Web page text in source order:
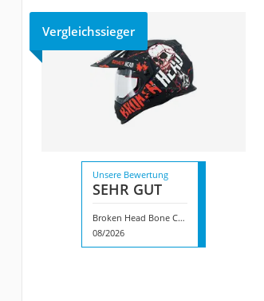
Vergleichssieger
Unsere Bewertung
SEHR GUT
Broken Head Bone Crusher
08/2026